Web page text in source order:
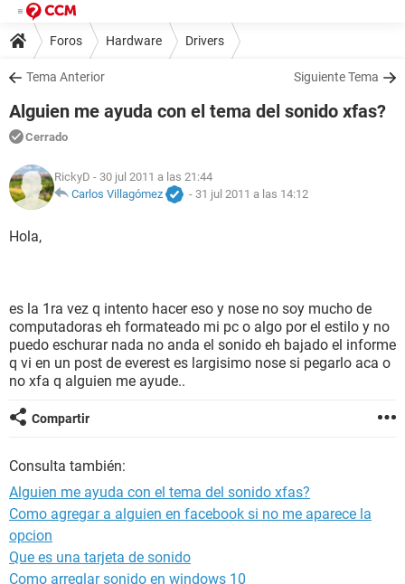
Foros Hardware Drivers
Tema Anterior Siguiente Tema
Alguien me ayuda con el tema del sonido xfas?
Cerrado
RickyD - 30 jul 2011 a las 21:44
Carlos Villagómez
- 31 jul 2011 a las 14:12
Hola,
es la 1ra vez q intento hacer eso y nose no soy mucho de
computadoras eh formateado mi pc o algo por el estilo y no
puedo eschurar nada no anda el sonido eh bajado el informe
q vi en un post de everest es largisimo nose si pegarlo aca o
no xfa q alguien me ayude..
Compartir
Consulta también:
Alguien me ayuda con el tema del sonido xfas?
Como agregar a alguien en facebook si no me aparece la
opcion
Que es una tarjeta de sonido
Como arreglar sonido en windows 10